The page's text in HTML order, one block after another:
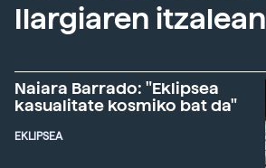
Ilargiaren itzalean
Naiara Barrado: "Eklipsea
kasualitate kosmiko bat da"
EKLIPSEA